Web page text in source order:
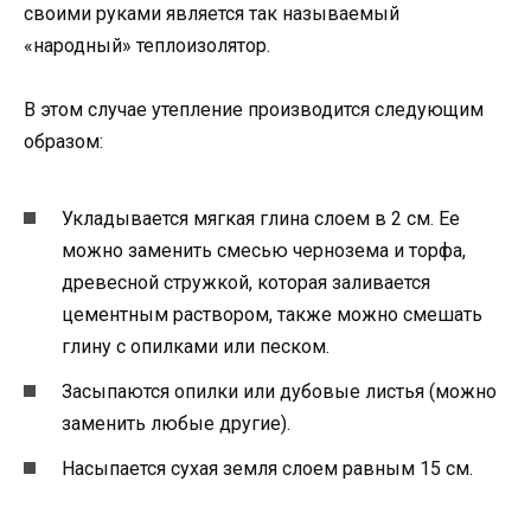
своими руками является так называемый
«народный» теплоизолятор.
В этом случае утепление производится следующим
образом:
Укладывается мягкая глина слоем в 2 см. Ее
можно заменить смесью чернозема и торфа,
древесной стружкой, которая заливается
цементным раствором, также можно смешать
глину с опилками или песком.
Засыпаются опилки или дубовые листья (можно
заменить любые другие).
Насыпается сухая земля слоем равным 15 см.